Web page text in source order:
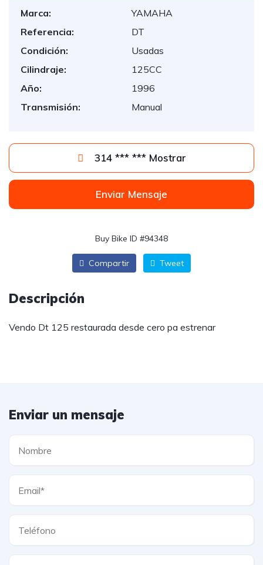
Marca:
YAMAHA
Referencia:
DT
Condición:
Usadas
Cilindraje:
125CC
Año:
1996
Transmisión:
Manual
314 *** *** Mostrar
Enviar Mensaje
Buy Bike ID #94348
Compartir Tweet
Descripción
Vendo Dt 125 restaurada desde cero pa estrenar
Enviar un mensaje